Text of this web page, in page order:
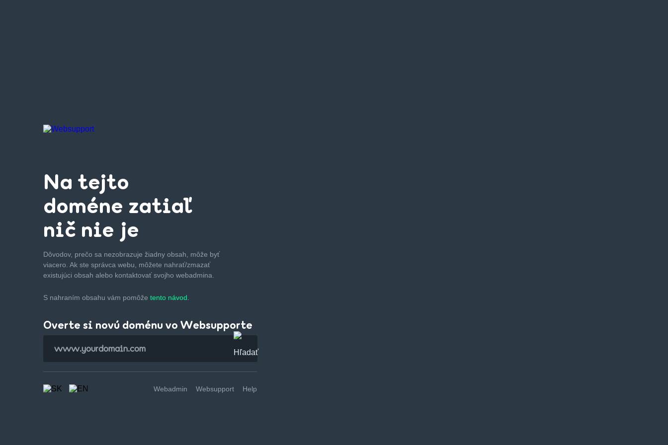
Na tejto
doméne zatiaľ
nič nie je
Dôvodov, prečo sa nezobrazuje žiadny obsah, môže byť
viacero. Ak ste správca webu, môžete nahrať/zmazať
existujúci obsah alebo kontaktovať svojho webadmina.
S nahraním obsahu vám pomôže tento návod.
Overte si novú doménu vo Websupporte
Webadmin Websupport Help